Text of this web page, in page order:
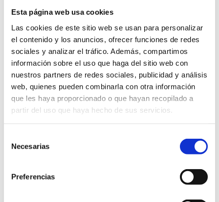
Esta página web usa cookies
Las cookies de este sitio web se usan para personalizar
el contenido y los anuncios, ofrecer funciones de redes
sociales y analizar el tráfico. Además, compartimos
información sobre el uso que haga del sitio web con
nuestros partners de redes sociales, publicidad y análisis
web, quienes pueden combinarla con otra información
que les haya proporcionado o que hayan recopilado a
partir del uso que haya hecho de sus servicios.
Necesarias
Preferencias
Quizás te sientes
atrapada en un círculo vicioso
que no deja de girar,
donde los días se te escapan y las emociones
parecen una montaña rusa que no puedes
controlar...
Quizás te has abierto con alguien de tu entorno o
igual lo guardas para ti, por no preocupar a
nadie...
Quizás
curso o retiro, flores de bach, has leído sobre la